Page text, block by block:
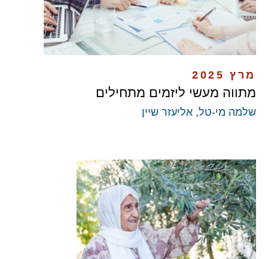
מרץ 2025
מתווה מעשי ליזמים מתחילים
שלמה מי-טל, אליעזר שיין